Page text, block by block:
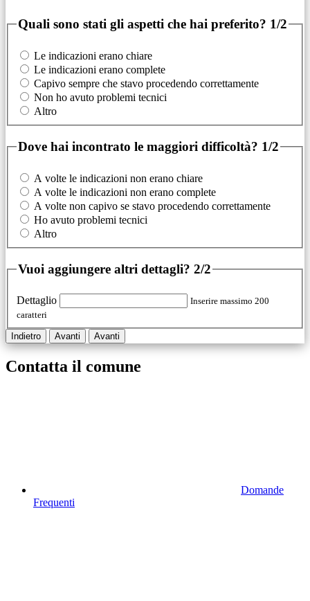
Quali sono stati gli aspetti che hai preferito? 1/2
Le indicazioni erano chiare
Le indicazioni erano complete
Capivo sempre che stavo procedendo correttamente
Non ho avuto problemi tecnici
Altro
Dove hai incontrato le maggiori difficoltà? 1/2
A volte le indicazioni non erano chiare
A volte le indicazioni non erano complete
A volte non capivo se stavo procedendo correttamente
Ho avuto problemi tecnici
Altro
Vuoi aggiungere altri dettagli? 2/2
Dettaglio
Inserire massimo 200
caratteri
Indietro Avanti Avanti
Contatta il comune
Domande
Frequenti